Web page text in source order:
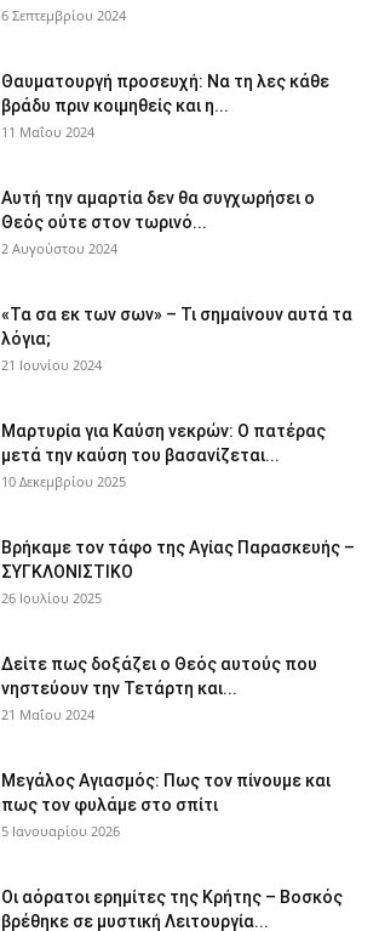
6 Σεπτεμβρίου 2024
Θαυματουργή προσευχή: Να τη λες κάθε
βράδυ πριν κοιμηθείς και η...
11 Μαΐου 2024
Αυτή την αμαρτία δεν θα συγχωρήσει ο
Θεός ούτε στον τωρινό...
2 Αυγούστου 2024
«Τα σα εκ των σων» – Τι σημαίνουν αυτά τα
λόγια;
21 Ιουνίου 2024
Μαρτυρία για Καύση νεκρών: Ο πατέρας
μετά την καύση του βασανίζεται...
10 Δεκεμβρίου 2025
Βρήκαμε τον τάφο της Αγίας Παρασκευής –
ΣΥΓΚΛΟΝΙΣΤΙΚΟ
26 Ιουλίου 2025
Δείτε πως δοξάζει ο Θεός αυτούς που
νηστεύουν την Τετάρτη και...
21 Μαΐου 2024
Μεγάλος Αγιασμός: Πως τον πίνουμε και
πως τον φυλάμε στο σπίτι
5 Ιανουαρίου 2026
Οι αόρατοι ερημίτες της Κρήτης – Βοσκός
βρέθηκε σε μυστική Λειτουργία...